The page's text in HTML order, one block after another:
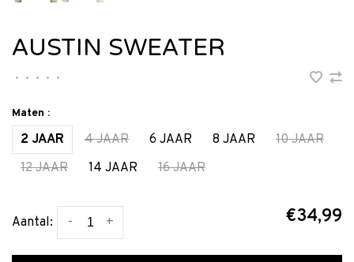
AUSTIN SWEATER
• • • • •
Maten :
2 JAAR 4 JAAR 6 JAAR 8 JAAR
10 JAAR
12 JAAR
14 JAAR 16 JAAR
Aantal: +
- €34,99